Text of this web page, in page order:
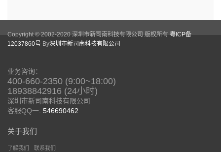
Copyright © 2002-2020 深圳市新司南科技有限公司 版权所有 粤ICP备
12037860号 By深圳市新司南科技有限公司
业务咨询：
400-660-2350 (9:00~18:00)
18938842916 (24小时)
深圳市新司南科技有限公司
客服QQ一: 546690462
关于我们
了解我们 联系我们